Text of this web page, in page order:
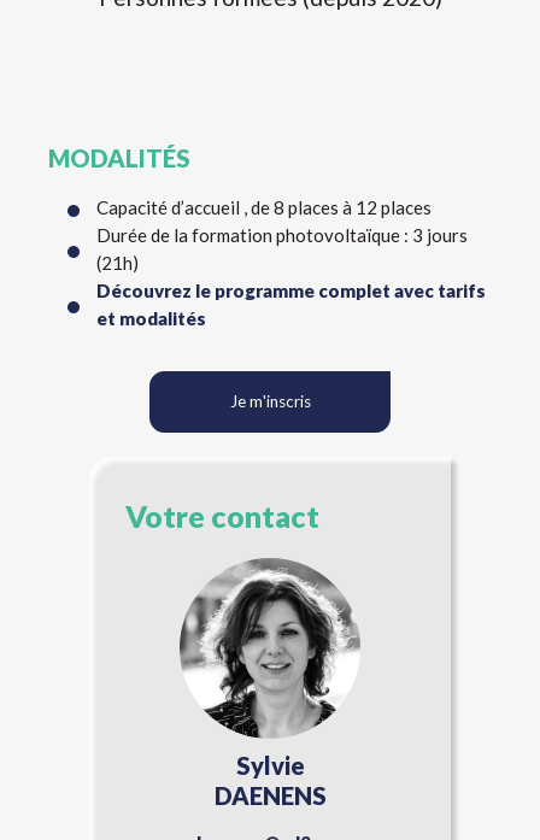
MODALITÉS
Capacité d’accueil , de 8 places à 12 places
Durée de la formation photovoltaïque : 3 jours
(21h)
Découvrez le programme complet avec tarifs
et modalités
Je m'inscris
Votre contact
Sylvie
DAENENS